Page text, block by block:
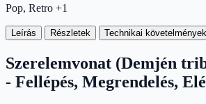
Pop, Retro +1
Leírás Részletek Technikai követelmények
Szerelemvonat (Demjén
- Fellépés, Megrendelés,